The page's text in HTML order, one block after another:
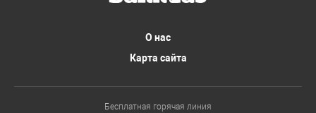
О нас
Карта сайта
Бесплатная горячая линия